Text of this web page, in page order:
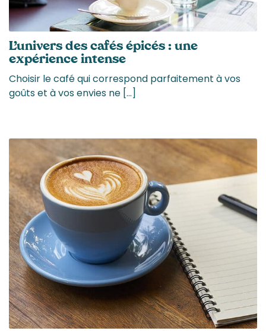
L’univers des cafés épicés : une
expérience intense
Choisir le café qui correspond parfaitement à vos
goûts et à vos envies ne […]